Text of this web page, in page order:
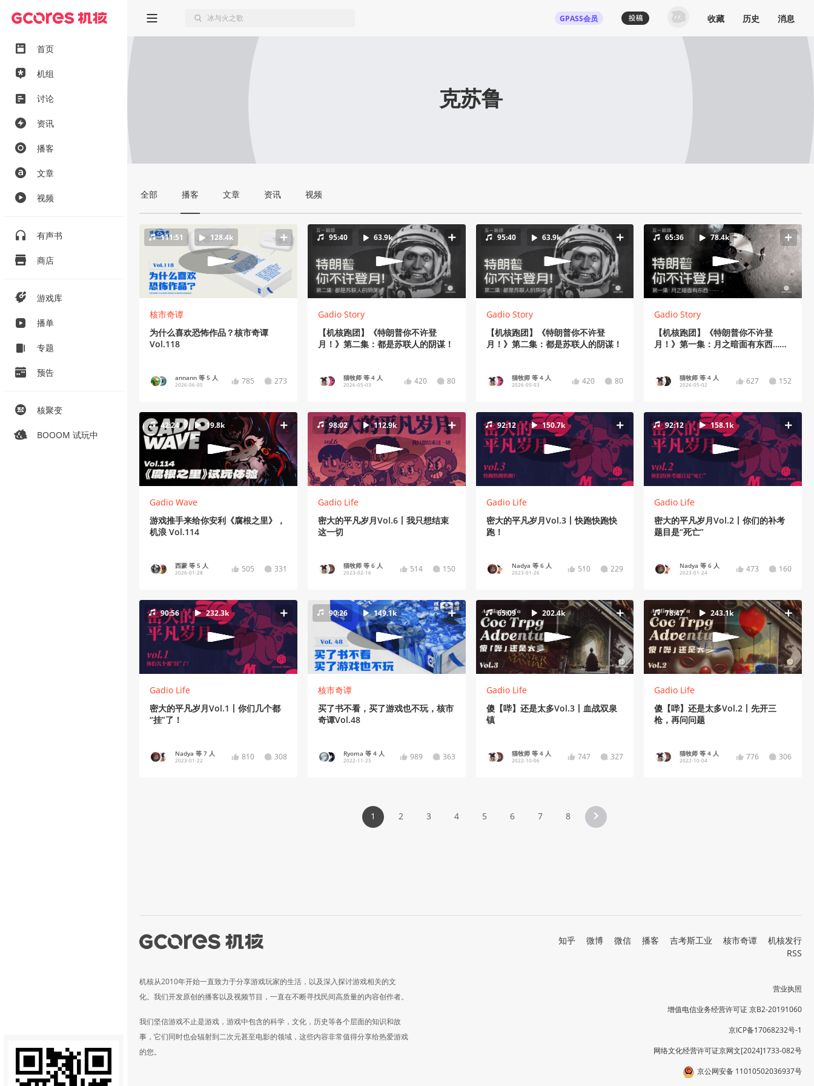
首页
机组
讨论
资讯
播客
文章
视频
有声书
商店
游戏库
播单
专题
预告
核聚变
BOOOM 试玩中
GPASS会员 收藏 历史 消息
克苏鲁
全部 播客 文章 资讯 视频
111:51 128.4k
核市奇谭
为什么喜欢恐怖作品？核市奇谭
Vol.118
annann 等 5 人
2026-06-05 785 273
95:40 63.9k
Gadio Story
【机核跑团】《特朗普你不许登
月！》第二集：都是苏联人的阴谋！
猫牧师 等 4 人
2026-05-03 420 80
95:40 63.9k
Gadio Story
【机核跑团】《特朗普你不许登
月！》第二集：都是苏联人的阴谋！
猫牧师 等 4 人
2026-05-03 420 80
65:36 78.4k
Gadio Story
【机核跑团】《特朗普你不许登
月！》第一集：月之暗面有东西……
猫牧师 等 4 人
2026-05-02 627 152
42:24 19.8k
Gadio Wave
游戏推手来给你安利《腐根之里》，
机浪 Vol.114
西蒙 等 5 人
2026-01-28 505 331
98:02 112.9k
Gadio Life
密大的平凡岁月Vol.6丨我只想结束
这一切
猫牧师 等 6 人
2023-02-16 514 150
92:12 150.7k
Gadio Life
密大的平凡岁月Vol.3丨快跑快跑快
跑！
Nadya 等 6 人
2023-01-26 510 229
92:12 158.1k
Gadio Life
密大的平凡岁月Vol.2丨你们的补考
题目是“死亡”
Nadya 等 6 人
2023-01-24 473 160
90:56 232.3k
Gadio Life
密大的平凡岁月Vol.1丨你们几个都
“挂”了！
Nadya 等 7 人
2023-01-22 810 308
90:26 149.1k
核市奇谭
买了书不看，买了游戏也不玩，核市
奇谭Vol.48
Ryoma 等 4 人
2022-11-25 989 363
65:09 202.4k
Gadio Life
傻【哔】还是太多Vol.3丨血战双泉
镇
猫牧师 等 4 人
2022-10-06 747 327
78:47 243.1k
Gadio Life
傻【哔】还是太多Vol.2丨先开三
枪，再问问题
猫牧师 等 4 人
2022-10-04 776 306
1 2 3 4 5 6 7 8
机核从2010年开始一直致力于分享游戏玩家的生活，以及深入探讨游戏相关的文
化。我们开发原创的播客以及视频节目，一直在不断寻找民间高质量的内容创作者。
我们坚信游戏不止是游戏，游戏中包含的科学，文化，历史等各个层面的知识和故
事，它们同时也会辐射到二次元甚至电影的领域，这些内容非常值得分享给热爱游戏
的您。
知乎 微博 微信 播客 吉考斯工业 核市奇谭
机核发行
RSS
营业执照
增值电信业务经营许可证 京B2-20191060
京ICP备17068232号-1
网络文化经营许可证京网文[2024]1733-082号
京公网安备 11010502036937号